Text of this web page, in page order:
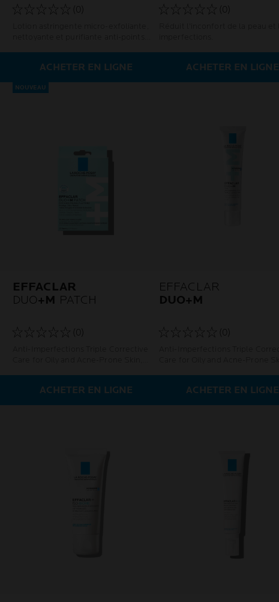
(0)
ACHETER EN LIGNE
(0)
ACHETER EN LIGNE
NOUVEAU
EFFACLAR
DUO+M PATCH
(0)
ACHETER EN LIGNE
EFFACLAR
DUO+M
(0)
ACHETER EN LIGNE